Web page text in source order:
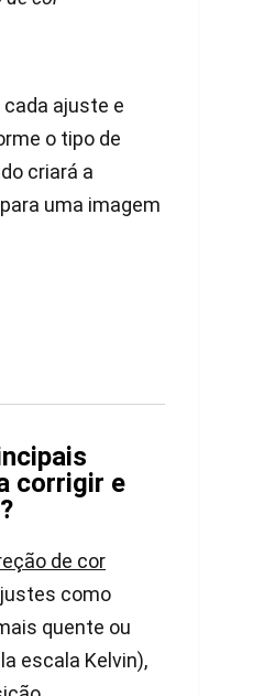
ajuste e
o tipo de
criará a
uma imagem
corrigir e
de cor
como
quente ou
escala Kelvin),